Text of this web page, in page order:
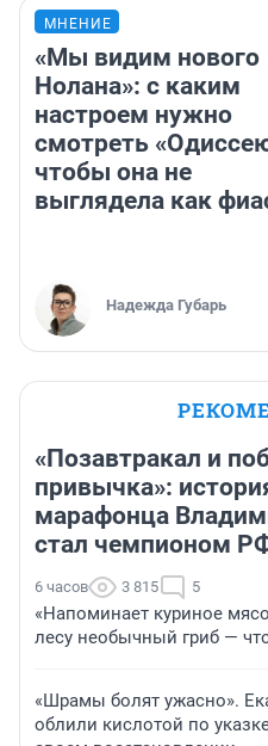
МНЕНИЕ
«Мы видим нового
Нолана»: с каким
настроем нужно
смотреть
чтобы она не
выглядела как
Надежда Губарь
«Позавтракал и
привычка»:
марафонца
стал чемпионом
6 часов 3 815 5
«Напоминает куриное
лесу необычный гриб —
«Шрамы болят ужасно».
облили кислотой по